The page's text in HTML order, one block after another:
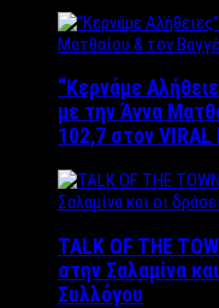
“Kερνάμε
με την Άννα
102,7 στον VIRAL
TALK OF THE
στην Σαλαμίνα
Συλλόγου